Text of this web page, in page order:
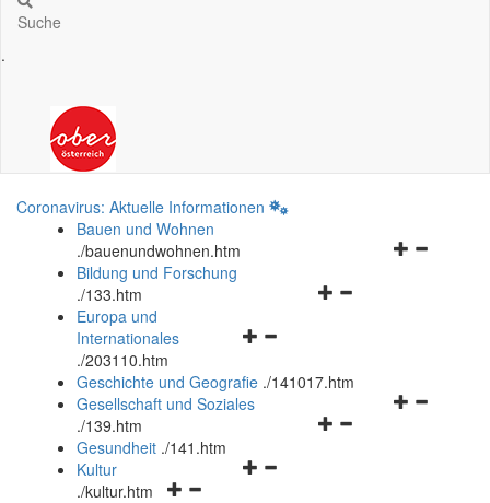
Suche
.
Coronavirus: Aktuelle Informationen
Bauen und Wohnen
./bauenundwohnen.htm
Navigationsmenü
Bildung und Forschung
./133.htm
Navigationsmenü
und
schließen
Europa und
Internationales
./203110.htm
Geschichte und Geografie ./141017.htm
Navigationsmenü
Gesellschaft und Soziales
./139.htm
Navigationsmenü
Gesundheit ./141.htm
Navigationsmenü
Kultur
./kultur.htm